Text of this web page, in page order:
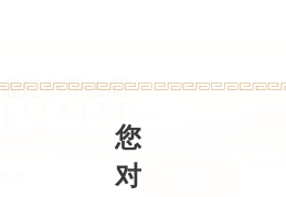
互动>调查问卷
您
对